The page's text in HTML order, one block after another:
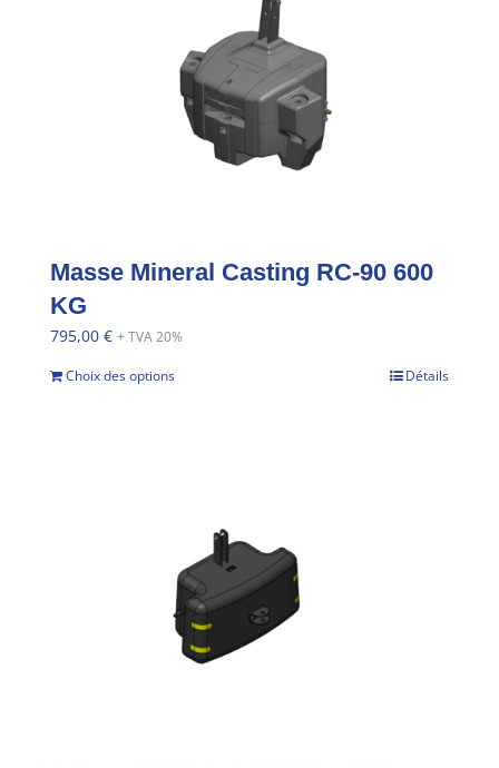
Masse Mineral Casting RC-90 600
KG
795,00 € + TVA 20%
Choix des options Détails